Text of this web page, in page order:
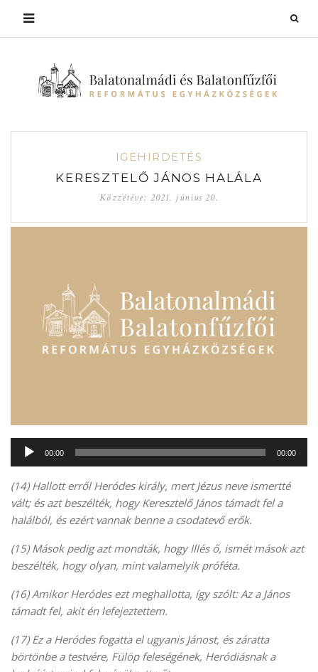
IGEHIRDETÉS
KERESZTELŐ JÁNOS HALÁLA
Közzétéve: 2021. június 20.
Audió
00:00 00:00
(14) Hallott erről Heródes király, mert Jézus neve ismertté
vált; és azt beszélték, hogy Keresztelő János támadt fel a
halálból, és ezért vannak benne a csodatevő erők.
(15) Mások pedig azt mondták, hogy Illés ő, ismét mások azt
beszélték, hogy olyan, mint valamelyik próféta.
(16) Amikor Heródes ezt meghallotta, így szólt: Az a János
támadt fel, akit én lefejeztettem.
(17) Ez a Heródes fogatta el ugyanis Jánost, és záratta
börtönbe a testvére, Fülöp feleségének, Heródiásnak a